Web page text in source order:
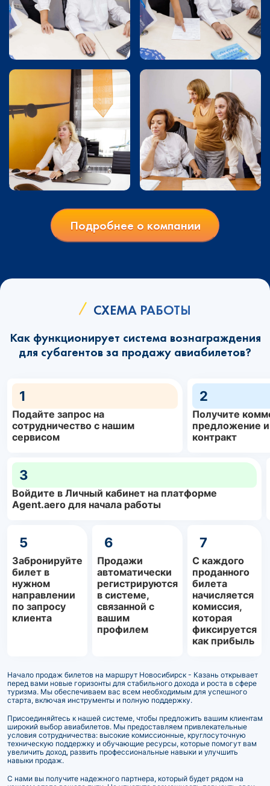
Подробнее о компании
СХЕМА РАБОТЫ
Как функционирует система вознаграждения
для субагентов за продажу авиабилетов?
1
Подайте запрос на
сотрудничество с нашим
сервисом
2
Получите
предложение
контракт
3
Войдите в Личный кабинет на платформе
Agent.aero для начала работы
5
Забронируйте
билет в
нужном
направлении
по запросу
клиента
6
Продажи
автоматически
регистрируются
в системе,
связанной с
вашим
профилем
7
С каждого
проданного
билета
начисляется
комиссия,
которая
фиксируется
как прибыль
Начало продаж билетов на маршрут Новосибирск - Казань открывает
перед вами новые горизонты для стабильного дохода и роста в сфере
туризма. Мы обеспечиваем вас всем необходимым для успешного
старта, включая инструменты и полную поддержку.
Присоединяйтесь к нашей системе, чтобы предложить вашим клиентам
широкий выбор авиабилетов. Мы предоставляем привлекательные
условия сотрудничества: высокие комиссионные, круглосуточную
техническую поддержку и обучающие ресурсы, которые помогут вам
увеличить доход, развить профессиональные навыки и улучшить
навыки продаж.
С нами вы получите надежного партнера, который будет рядом на